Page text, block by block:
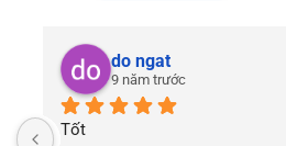
do ngat
9 năm trước
Tốt